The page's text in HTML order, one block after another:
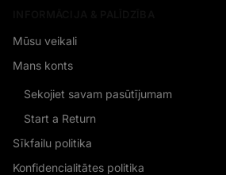
Mūsu veikali
Mans konts
Sekojiet savam pasūtījumam
Start a Return
Sīkfailu politika
Konfidencialitātes politika